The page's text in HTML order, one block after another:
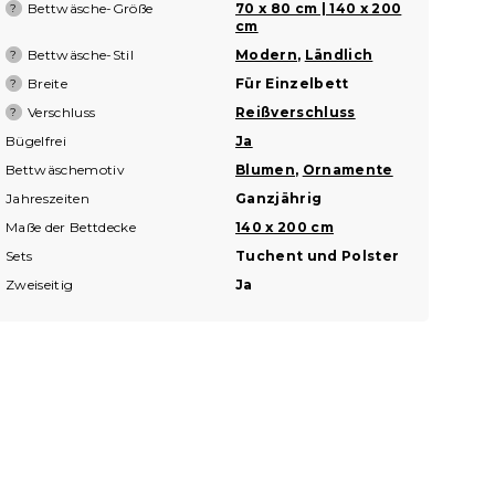
? Bettwäsche-Größe
70 x 80 cm | 140 x 200
cm
? Bettwäsche-Stil Modern, Ländlich
? Breite Für Einzelbett
? Verschluss
Reißverschluss
Bügelfrei
Ja
Bettwäschemotiv
Blumen, Ornamente
Jahreszeiten
Ganzjährig
Maße der Bettdecke
140 x 200 cm
Sets
Tuchent und Polster
Zweiseitig
Ja